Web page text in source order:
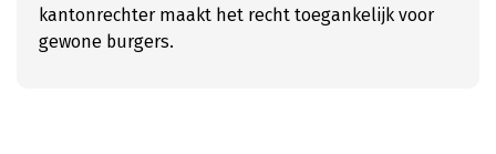
kantonrechter maakt het recht toegankelijk voor
gewone burgers.